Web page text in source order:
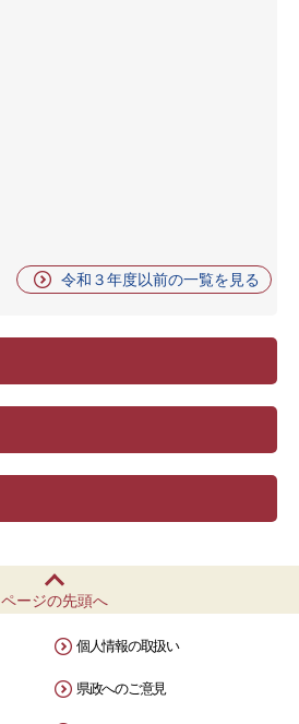
令和３年度以前の一覧を見る
ページの先頭へ
個人情報の取扱い
県政へのご意見